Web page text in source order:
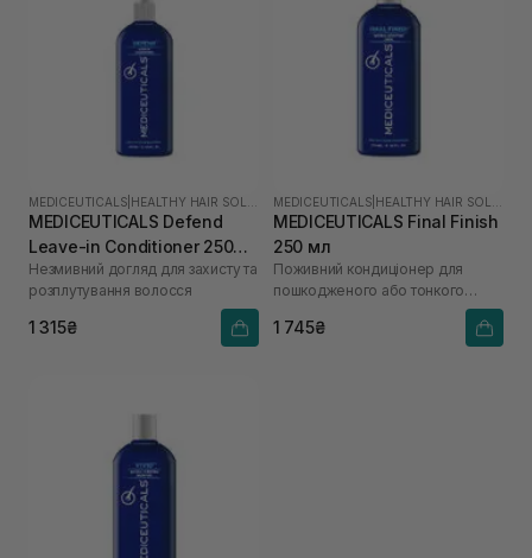
MEDICEUTICALS
MEDICEUTICALS Defend
Leave-in Conditioner 250
мл
Незмивний догляд для захисту та
розплутування волосся
1 315₴
MEDICEUTICALS
MEDICEUTICALS Final Finish
250 мл
Поживний кондиціонер для
пошкодженого або тонкого
1 745₴